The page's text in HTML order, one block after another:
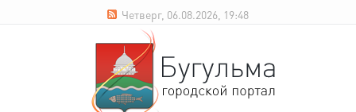
Четверг, 06.08.2026, 19:48